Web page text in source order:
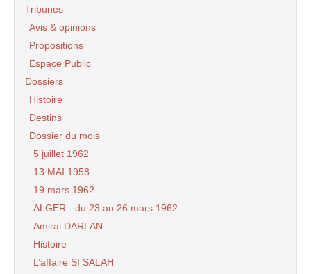
Tribunes
Avis & opinions
Propositions
Espace Public
Dossiers
Histoire
Destins
Dossier du mois
5 juillet 1962
13 MAI 1958
19 mars 1962
ALGER - du 23 au 26 mars 1962
Amiral DARLAN
Histoire
L’affaire SI SALAH